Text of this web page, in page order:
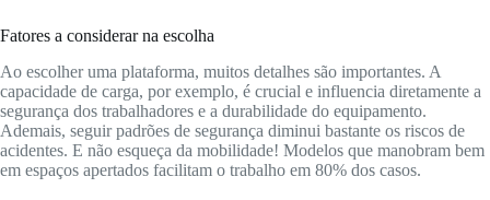
Fatores a considerar na escolha
Ao escolher uma plataforma, muitos detalhes são importantes. A
capacidade de carga, por exemplo, é crucial e influencia diretamente a
segurança dos trabalhadores e a durabilidade do equipamento.
Ademais, seguir padrões de segurança diminui bastante os riscos de
acidentes. E não esqueça da mobilidade! Modelos que manobram bem
em espaços apertados facilitam o trabalho em 80% dos casos.